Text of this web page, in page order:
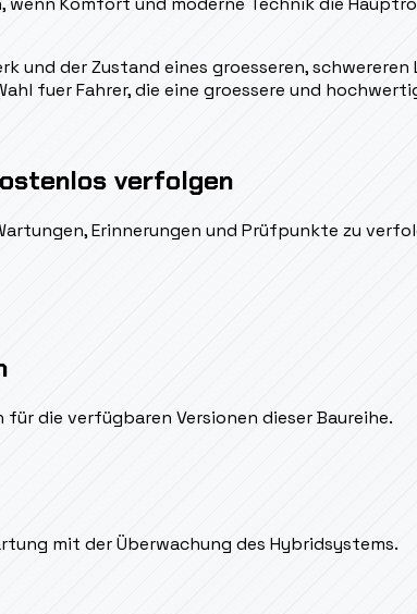
und der Zustand eines groesseren,
fuer Fahrer, die eine groessere und
verfolgen
Erinnerungen und Prüfpunkte zu
die verfügbaren Versionen dieser Baureihe.
mit der Überwachung des Hybridsystems.